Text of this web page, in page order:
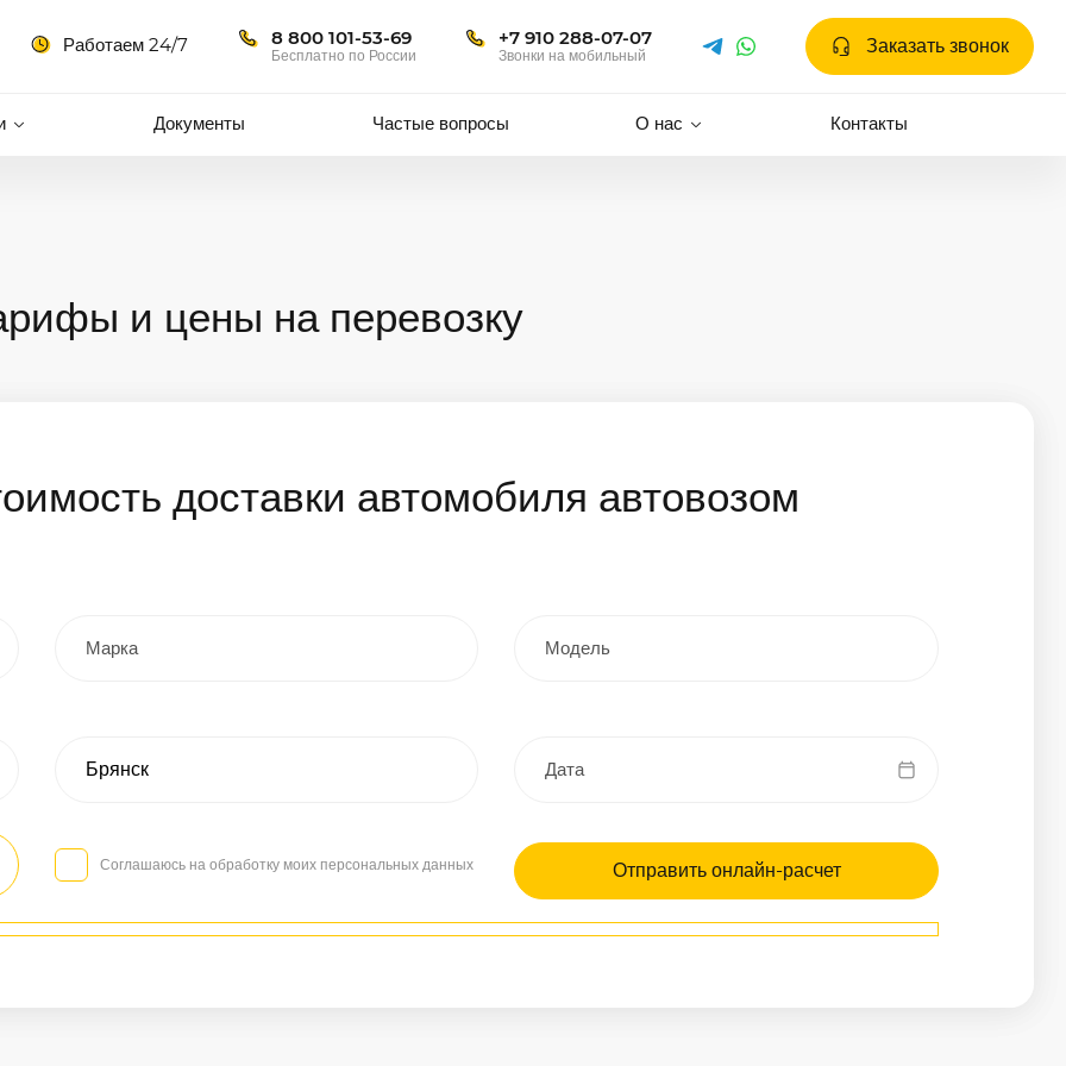
Работаем 24/7 8 800 101-53-69
Бесплатно по России
+7 910 288-07-07
Звонки на мобильный Заказать звонок
Документы Частые вопросы О нас Контакты
и цены на перевозку
доставки автомобиля автовозом
Соглашаюсь на обработку моих персональных данных